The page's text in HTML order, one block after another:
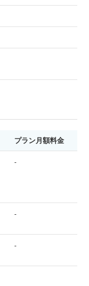
プラン月額料金
-
-
-